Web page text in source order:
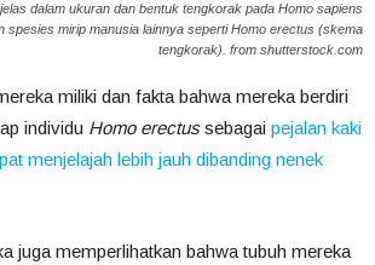
dalam ukuran dan bentuk tengkorak pada Homo sapiens
spesies mirip manusia lainnya seperti Homo erectus (skema
tengkorak). from shutterstock.com
miliki dan fakta bahwa mereka berdiri
individu Homo erectussebagai pejalan kaki
menjelajah lebih jauh dibanding nenek
juga memperlihatkan bahwa tubuh mereka